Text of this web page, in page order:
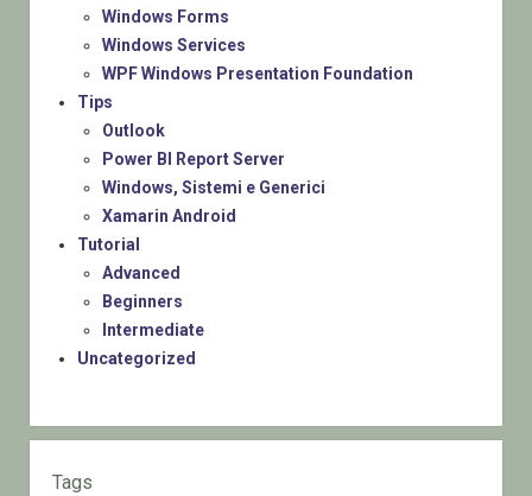
Windows Forms
Windows Services
WPF Windows Presentation Foundation
Tips
Outlook
Power BI Report Server
Windows, Sistemi e Generici
Xamarin Android
Tutorial
Advanced
Beginners
Intermediate
Uncategorized
Tags